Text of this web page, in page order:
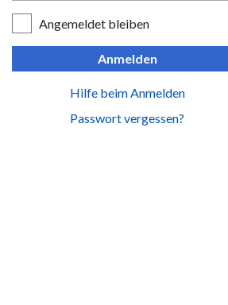
Angemeldet bleiben
Anmelden
Hilfe beim Anmelden
Passwort vergessen?